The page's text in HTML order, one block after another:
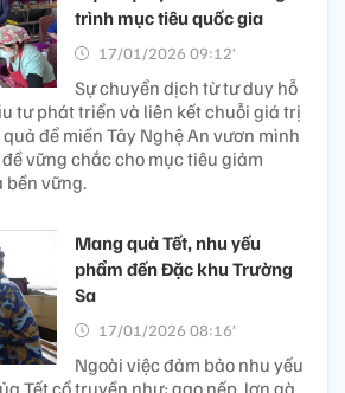
trình mục tiêu quốc gia
17/01/2026 09:12’
Sự chuyển dịch từ tư duy hỗ
tư phát triển và liên kết chuỗi giá trị
để miền Tây Nghệ An vươn mình
vững chắc cho mục tiêu giảm
bền vững.
Mang quà Tết, nhu yếu
phẩm đến Đặc khu Trường
Sa
17/01/2026 08:16’
Ngoài việc đảm bảo nhu yếu